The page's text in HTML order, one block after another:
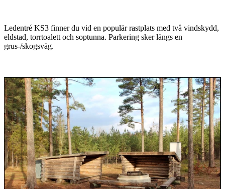
Beskrivning
Ledentré KS3 finner du vid en populär rastplats med två vindskydd,
eldstad, torrtoalett och soptunna. Parkering sker längs en
grus-/skogsväg.
Bildspel
med
bilder